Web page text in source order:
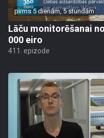
pirms 5 dienām, 5 stundām
Lāču monitorēšanai
000 eiro
411. epizode